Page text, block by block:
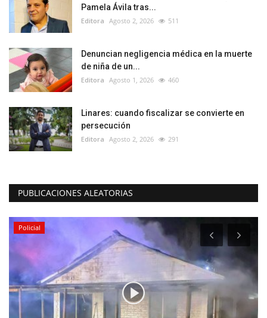
Pamela Ávila tras...
Editora Agosto 2, 2026 511
Denuncian negligencia médica en la muerte
de niña de un...
Editora Agosto 1, 2026 460
Linares: cuando fiscalizar se convierte en
persecución
Editora Agosto 2, 2026 291
PUBLICACIONES ALEATORIAS
Policial